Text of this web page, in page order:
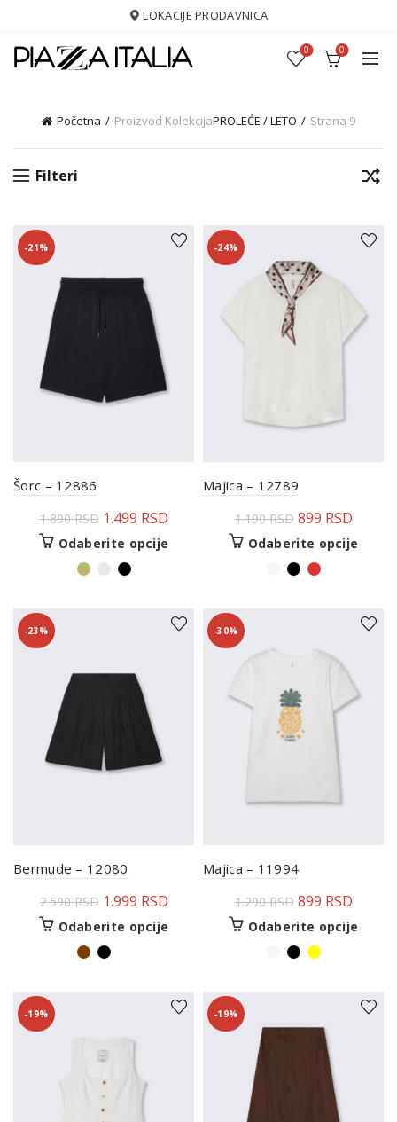
LOKACIJE PRODAVNICA
0 0
Početna Proizvod KolekcijaPROLEĆE / LETO Strana 9
Filteri
-21%
Šorc – 12886
1.890RSD 1.499 RSD
Odaberite opcije
-24%
Majica – 12789
1.190RSD 899 RSD
Odaberite opcije
-23%
Bermude – 12080
2.590RSD 1.999 RSD
Odaberite opcije
-30%
Majica – 11994
1.290RSD 899 RSD
Odaberite opcije
-19% -19%